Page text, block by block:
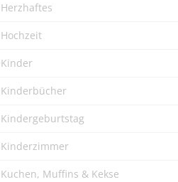
Herzhaftes
Hochzeit
Kinder
Kinderbücher
Kindergeburtstag
Kinderzimmer
Kuchen, Muffins & Kekse